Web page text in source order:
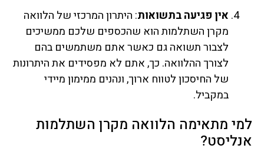
אין פגיעה בתשואות: היתרון המרכזי של הלוואה
מקרן השתלמות הוא שהכספים שלכם ממשיכים
לצבור תשואה גם כאשר אתם משתמשים בהם
לצורך ההלוואה. כך, אתם לא מפסידים את היתרונות
של החיסכון לטווח ארוך, ונהנים ממימון מיידי
במקביל.
למי מתאימה הלוואה מקרן השתלמות
אנליסט?